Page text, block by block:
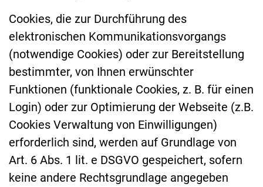
Cookies, die zur Durchführung des
elektronischen Kommunikationsvorgangs
(notwendige Cookies) oder zur Bereitstellung
bestimmter, von Ihnen erwünschter
Funktionen (funktionale Cookies, z. B. für einen
Login) oder zur Optimierung der Webseite (z.B.
Cookies Verwaltung von Einwilligungen)
erforderlich sind, werden auf Grundlage von
Art. 6 Abs. 1 lit. e DSGVO gespeichert, sofern
keine andere Rechtsgrundlage angegeben